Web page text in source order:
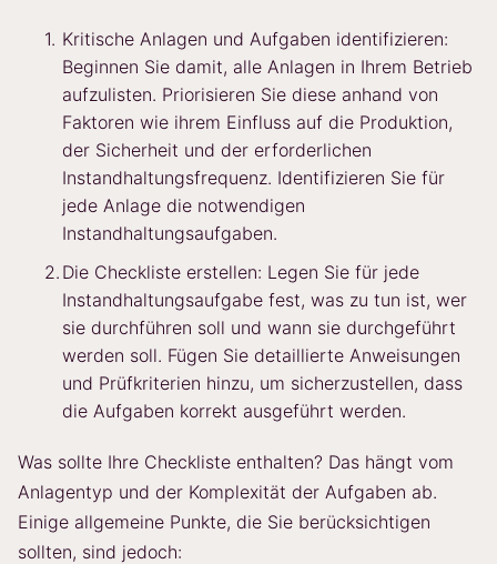
Kritische Anlagen und Aufgaben identifizieren:
Beginnen Sie damit, alle Anlagen in Ihrem Betrieb
aufzulisten. Priorisieren Sie diese anhand von
Faktoren wie ihrem Einfluss auf die Produktion,
der Sicherheit und der erforderlichen
Instandhaltungsfrequenz. Identifizieren Sie für
jede Anlage die notwendigen
Instandhaltungsaufgaben.
Die Checkliste erstellen: Legen Sie für jede
Instandhaltungsaufgabe fest, was zu tun ist, wer
sie durchführen soll und wann sie durchgeführt
werden soll. Fügen Sie detaillierte Anweisungen
und Prüfkriterien hinzu, um sicherzustellen, dass
die Aufgaben korrekt ausgeführt werden.
Was sollte Ihre Checkliste enthalten? Das hängt vom
Anlagentyp und der Komplexität der Aufgaben ab.
Einige allgemeine Punkte, die Sie berücksichtigen
sollten, sind jedoch: